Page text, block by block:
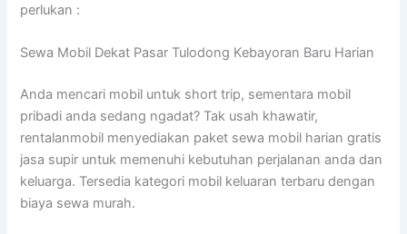
perlukan :
Sewa Mobil Dekat Pasar Tulodong Kebayoran Baru Harian
Anda mencari mobil untuk short trip, sementara mobil
pribadi anda sedang ngadat? Tak usah khawatir,
rentalanmobil menyediakan paket sewa mobil harian gratis
jasa supir untuk memenuhi kebutuhan perjalanan anda dan
keluarga. Tersedia kategori mobil keluaran terbaru dengan
biaya sewa murah.